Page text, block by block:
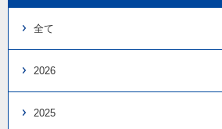
全て
2026
2025